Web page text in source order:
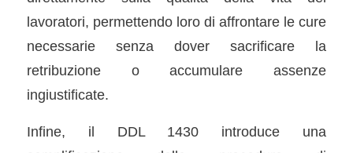
lavoratori, permettendo loro di affrontare le cure
necessarie senza dover sacrificare la
retribuzione o accumulare assenze
ingiustificate.
Infine, il DDL 1430 introduce una